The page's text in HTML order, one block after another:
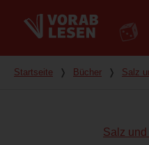
Du bist hier
Startseite ❭ Bücher ❭ Salz
Salz